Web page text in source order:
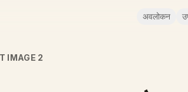
अवलोकन
IMAGE 2